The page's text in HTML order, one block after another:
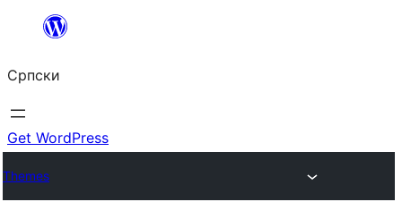
Скочи
садржај
Српски
Get WordPress
Themes